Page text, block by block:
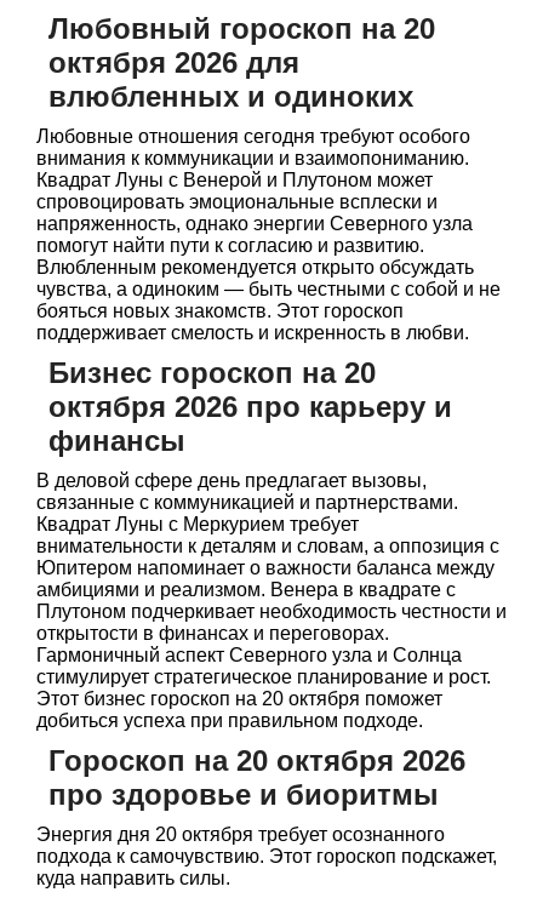
Любовный гороскоп на 20
октября 2026 для
влюбленных и одиноких
Любовные отношения сегодня требуют особого
внимания к коммуникации и взаимопониманию.
Квадрат Луны с Венерой и Плутоном может
спровоцировать эмоциональные всплески и
напряженность, однако энергии Северного узла
помогут найти пути к согласию и развитию.
Влюбленным рекомендуется открыто обсуждать
чувства, а одиноким — быть честными с собой и не
бояться новых знакомств. Этот гороскоп
поддерживает смелость и искренность в любви.
Бизнес гороскоп на 20
октября 2026 про карьеру и
финансы
В деловой сфере день предлагает вызовы,
связанные с коммуникацией и партнерствами.
Квадрат Луны с Меркурием требует
внимательности к деталям и словам, а оппозиция с
Юпитером напоминает о важности баланса между
амбициями и реализмом. Венера в квадрате с
Плутоном подчеркивает необходимость честности и
открытости в финансах и переговорах.
Гармоничный аспект Северного узла и Солнца
стимулирует стратегическое планирование и рост.
Этот бизнес гороскоп на 20 октября поможет
добиться успеха при правильном подходе.
Гороскоп на 20 октября 2026
про здоровье и биоритмы
Энергия дня 20 октября требует осознанного
подхода к самочувствию. Этот гороскоп подскажет,
куда направить силы.